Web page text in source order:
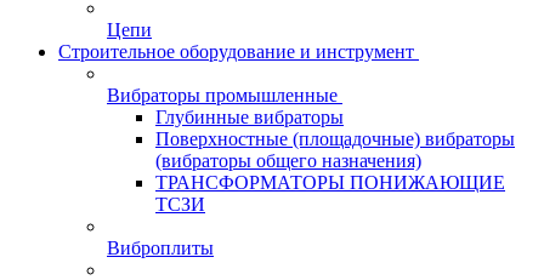
Цепи
Строительное оборудование и инструмент
Вибраторы промышленные
Глубинные вибраторы
Поверхностные (площадочные) вибраторы
(вибраторы общего назначения)
ТРАНСФОРМАТОРЫ ПОНИЖАЮЩИЕ
ТСЗИ
Виброплиты